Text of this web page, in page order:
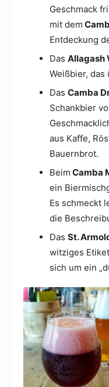
Geschmack
mit dem
Entdeckung
Das Allagash
Weißbier,
Das Camba
Schankbier
aus Kaffe,
Bauernbrot.
Beim Camba
ein
Es schmeckt
die
Das St.
witziges
sich um ein